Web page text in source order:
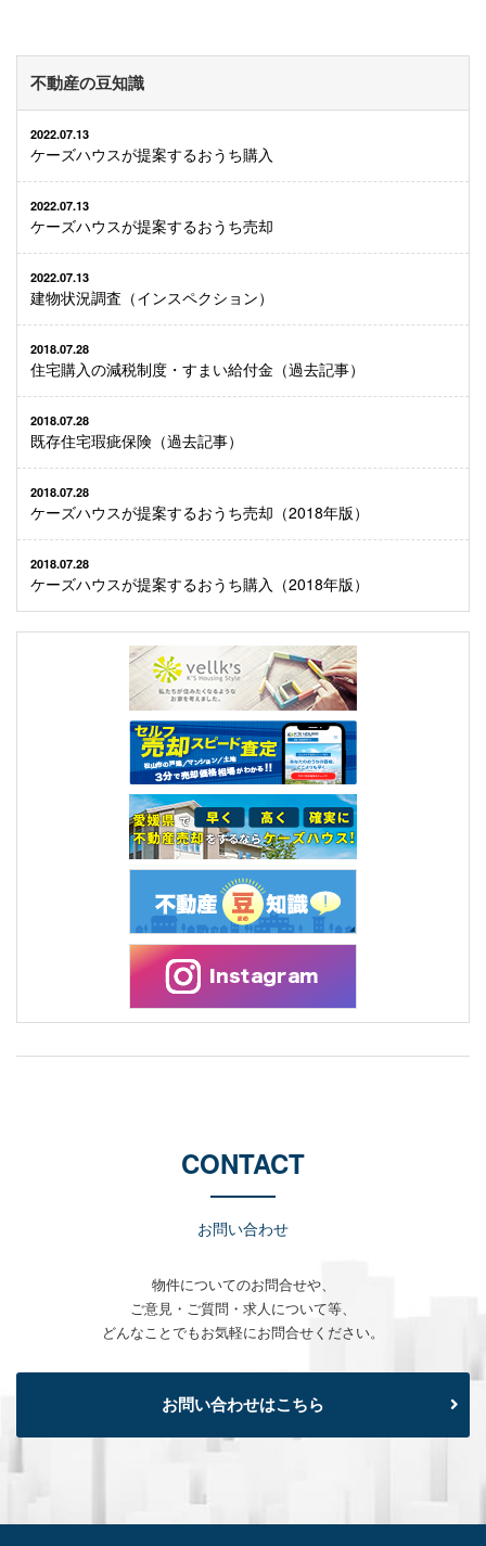
不動産の豆知識
2022.07.13
ケーズハウスが提案するおうち購入
2022.07.13
ケーズハウスが提案するおうち売却
2022.07.13
建物状況調査（インスペクション）
2018.07.28
住宅購入の減税制度・すまい給付金（過去記事）
2018.07.28
既存住宅瑕疵保険（過去記事）
2018.07.28
ケーズハウスが提案するおうち売却（2018年版）
2018.07.28
ケーズハウスが提案するおうち購入（2018年版）
CONTACT
お問い合わせ
物件についてのお問合せや、
ご意見・ご質問・求人について等、
どんなことでもお気軽にお問合せください。
お問い合わせはこちら